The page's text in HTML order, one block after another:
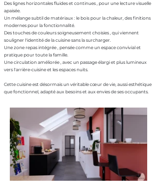
Des lignes horizontales fluides et continues , pour une lecture visuelle
apaisée.
Un mélange subtil de matériaux : le bois pour la chaleur, des finitions
modernes pour la fonctionnalité.
Des touches de couleurs soigneusement choisies , qui viennent
souligner l'identité de la cuisine sans la surcharger.
Une zone repas intégrée , pensée comme un espace convivial et
pratique pour toute la famille.
Une circulation améliorée , avec un passage élargi et plus lumineux
vers l'arrière-cuisine et les espaces nuits.
Cette cuisine est désormais un véritable cœur de vie, aussi esthétique
que fonctionnel, adapté aux besoins et aux envies de ses occupants.